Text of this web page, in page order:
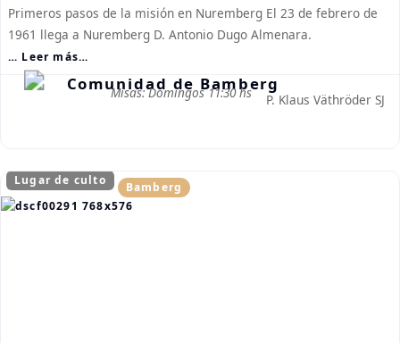
Primeros pasos de la misión en Nuremberg El 23 de febrero de
1961 llega a Nuremberg D. Antonio Dugo Almenara.
… Leer más…
P. Klaus Väthröder SJ
Misas: Domingos 11:30 hs
Lugar de culto Bamberg